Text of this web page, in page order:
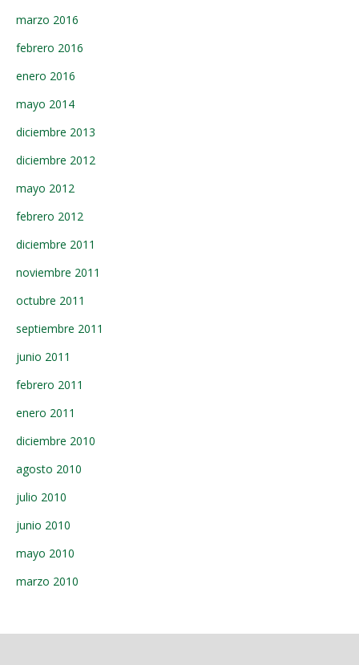
marzo 2016
febrero 2016
enero 2016
mayo 2014
diciembre 2013
diciembre 2012
mayo 2012
febrero 2012
diciembre 2011
noviembre 2011
octubre 2011
septiembre 2011
junio 2011
febrero 2011
enero 2011
diciembre 2010
agosto 2010
julio 2010
junio 2010
mayo 2010
marzo 2010